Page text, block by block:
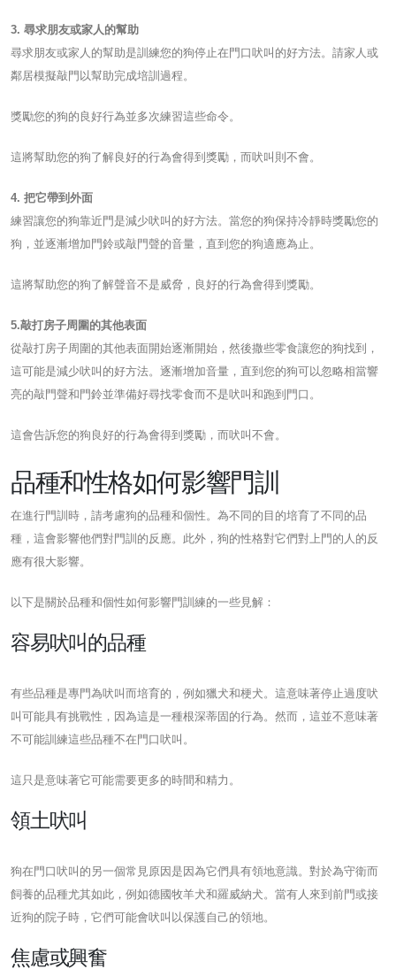
3. 尋求朋友或家人的幫助
尋求朋友或家人的幫助是訓練您的狗停止在門口吠叫的好方法。請家人或
鄰居模擬敲門以幫助完成培訓過程。
獎勵您的狗的良好行為並多次練習這些命令。
這將幫助您的狗了解良好的行為會得到獎勵，而吠叫則不會。
4. 把它帶到外面
練習讓您的狗靠近門是減少吠叫的好方法。當您的狗保持冷靜時獎勵您的
狗，並逐漸增加門鈴或敲門聲的音量，直到您的狗適應為止。
這將幫助您的狗了解聲音不是威脅，良好的行為會得到獎勵。
5.敲打房子周圍的其他表面
從敲打房子周圍的其他表面開始逐漸開始，然後撒些零食讓您的狗找到，
這可能是減少吠叫的好方法。逐漸增加音量，直到您的狗可以忽略相當響
亮的敲門聲和門鈴並準備好尋找零食而不是吠叫和跑到門口。
這會告訴您的狗良好的行為會得到獎勵，而吠叫不會。
品種和性格如何影響門訓
在進行門訓時，請考慮狗的品種和個性。為不同的目的培育了不同的品
種，這會影響他們對門訓的反應。此外，狗的性格對它們對上門的人的反
應有很大影響。
以下是關於品種和個性如何影響門訓練的一些見解：
容易吠叫的品種
有些品種是專門為吠叫而培育的，例如獵犬和梗犬。這意味著停止過度吠
叫可能具有挑戰性，因為這是一種根深蒂固的行為。然而，這並不意味著
不可能訓練這些品種不在門口吠叫。
這只是意味著它可能需要更多的時間和精力。
領土吠叫
狗在門口吠叫的另一個常見原因是因為它們具有領地意識。對於為守衛而
飼養的品種尤其如此，例如德國牧羊犬和羅威納犬。當有人來到前門或接
近狗的院子時，它們可能會吠叫以保護自己的領地。
焦慮或興奮